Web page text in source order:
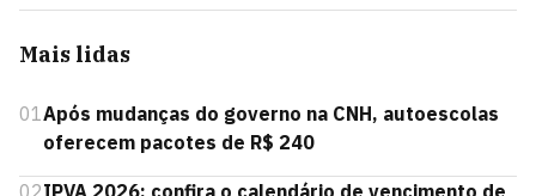
Mais lidas
01Após mudanças do governo na CNH, autoescolas
oferecem pacotes de R$ 240
02IPVA 2026: confira o calendário de vencimento de